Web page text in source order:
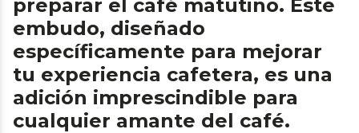
preparar el café matutino. Este
embudo, diseñado
específicamente para mejorar
tu experiencia cafetera, es una
adición imprescindible para
cualquier amante del café.